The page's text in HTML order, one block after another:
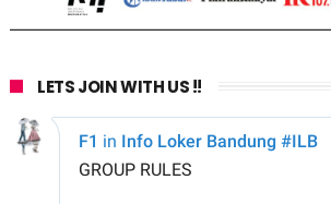
LETS JOIN WITH US !!